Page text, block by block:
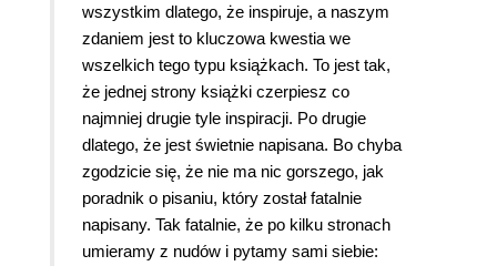
wszystkim dlatego, że inspiruje, a naszym
zdaniem jest to kluczowa kwestia we
wszelkich tego typu książkach. To jest tak,
że jednej strony książki czerpiesz co
najmniej drugie tyle inspiracji. Po drugie
dlatego, że jest świetnie napisana. Bo chyba
zgodzicie się, że nie ma nic gorszego, jak
poradnik o pisaniu, który został fatalnie
napisany. Tak fatalnie, że po kilku stronach
umieramy z nudów i pytamy sami siebie: